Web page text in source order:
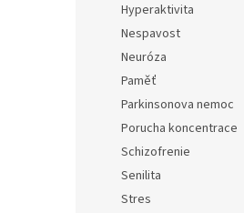
Hyperaktivita
Nespavost
Neuróza
Paměť
Parkinsonova nemoc
Porucha koncentrace
Schizofrenie
Senilita
Stres